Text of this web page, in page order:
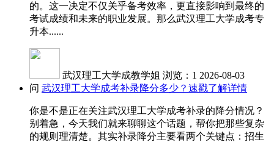
的。这一决定不仅关乎备考效率，更直接影响到最终的
考试成绩和未来的职业发展。那么武汉理工大学成考专
升本......
武汉理工大学成教学姐 浏览：1 2026-08-03
问 武汉理工大学成考补录降分多少？速戳了解详情
你是不是正在关注武汉理工大学成考补录的降分情况？
别着急，今天我们就来聊聊这个话题，帮你把那些复杂
的规则理清楚。其实补录降分主要看两个关键点：招生